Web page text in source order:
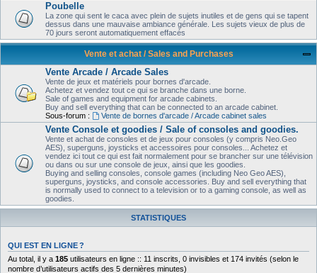
Poubelle
La zone qui sent le caca avec plein de sujets inutiles et de gens qui se tapent
dessus dans une mauvaise ambiance générale. Les sujets vieux de plus de
70 jours seront automatiquement effacés
Vente et achat / Sales and Purchases
Vente Arcade / Arcade Sales
Vente de jeux et matériels pour bornes d'arcade.
Achetez et vendez tout ce qui se branche dans une borne.
Sale of games and equipment for arcade cabinets.
Buy and sell everything that can be connected to an arcade cabinet.
Sous-forum :
Vente de bornes d'arcade / Arcade cabinet sales
Vente Console et goodies / Sale of consoles and goodies.
Vente et achat de consoles et de jeux pour consoles (y compris Neo.Geo
AES), superguns, joysticks et accessoires pour consoles... Achetez et
vendez ici tout ce qui est fait normalement pour se brancher sur une télévision
ou dans ou sur une console de jeux, ainsi que les goodies.
Buying and selling consoles, console games (including Neo Geo AES),
superguns, joysticks, and console accessories. Buy and sell everything that
is normally used to connect to a television or to a gaming console, as well as
goodies.
STATISTIQUES
QUI EST EN LIGNE ?
Au total, il y a 185 utilisateurs en ligne :: 11 inscrits, 0 invisibles et 174 invités (selon le
nombre d’utilisateurs actifs des 5 dernières minutes)